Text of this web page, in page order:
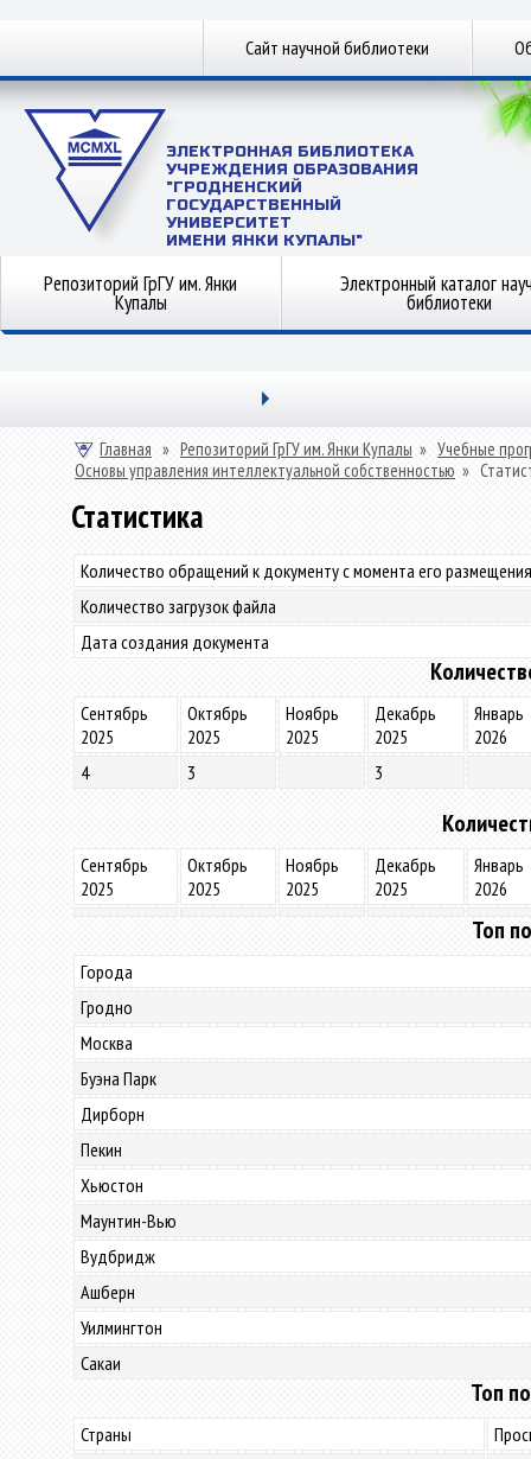
Сайт научной библиотеки
ЭЛЕКТРОННАЯ БИБЛИОТЕКА
УЧРЕЖДЕНИЯ ОБРАЗОВАНИЯ
"ГРОДНЕНСКИЙ
ГОСУДАРСТВЕННЫЙ
УНИВЕРСИТЕТ
ИМЕНИ ЯНКИ КУПАЛЫ"
Репозиторий ГрГУ им. Янки
Купалы
Электронный каталог
библиотеки
Главная » Репозиторий ГрГУ им. Янки Купалы » Учебные
Основы управления интеллектуальной собственностью »
Статистика
Количество обращений к документу с момента его
Количество загрузок файла
Дата создания документа
Сентябрь
2025
Октябрь
2025
Ноябрь
2025
Декабрь
2025
Январь
2026
4
3 3
Сентябрь
2025
Октябрь
2025
Ноябрь
2025
Декабрь
2025
Январь
2026
Топ
Города
Гродно
Москва
Буэна Парк
Дирборн
Пекин
Хьюстон
Маунтин-Вью
Вудбридж
Ашберн
Уилмингтон
Сакаи
Топ
Страны